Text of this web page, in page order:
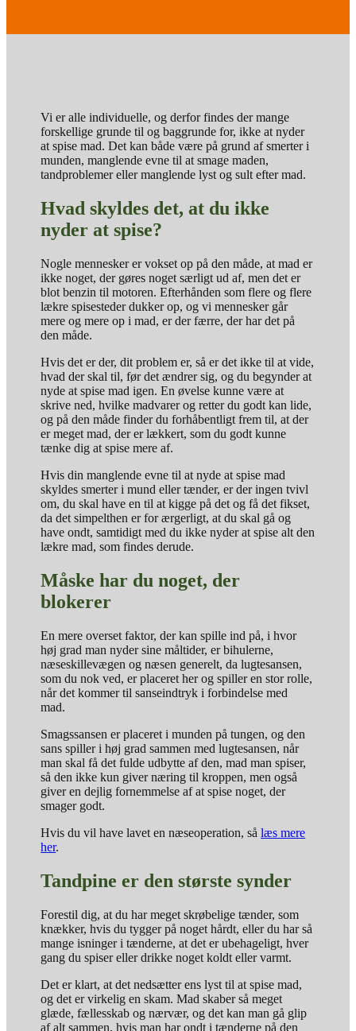
Vi er alle individuelle, og derfor findes der mange
forskellige grunde til og baggrunde for, ikke at nyder
at spise mad. Det kan både være på grund af smerter i
munden, manglende evne til at smage maden,
tandproblemer eller manglende lyst og sult efter mad.
Hvad skyldes det, at du ikke
nyder at spise?
Nogle mennesker er vokset op på den måde, at mad er
ikke noget, der gøres noget særligt ud af, men det er
blot benzin til motoren. Efterhånden som flere og flere
lækre spisesteder dukker op, og vi mennesker går
mere og mere op i mad, er der færre, der har det på
den måde.
Hvis det er der, dit problem er, så er det ikke til at vide,
hvad der skal til, før det ændrer sig, og du begynder at
nyde at spise mad igen. En øvelse kunne være at
skrive ned, hvilke madvarer og retter du godt kan lide,
og på den måde finder du forhåbentligt frem til, at der
er meget mad, der er lækkert, som du godt kunne
tænke dig at spise mere af.
Hvis din manglende evne til at nyde at spise mad
skyldes smerter i mund eller tænder, er der ingen tvivl
om, du skal have en til at kigge på det og få det fikset,
da det simpelthen er for ærgerligt, at du skal gå og
have ondt, samtidigt med du ikke nyder at spise alt den
lækre mad, som findes derude.
Måske har du noget, der
blokerer
En mere overset faktor, der kan spille ind på, i hvor
høj grad man nyder sine måltider, er bihulerne,
næseskillevægen og næsen generelt, da lugtesansen,
som du nok ved, er placeret her og spiller en stor rolle,
når det kommer til sanseindtryk i forbindelse med
mad.
Smagssansen er placeret i munden på tungen, og den
sans spiller i høj grad sammen med lugtesansen, når
man skal få det fulde udbytte af den, mad man spiser,
så den ikke kun giver næring til kroppen, men også
giver en dejlig fornemmelse af at spise noget, der
smager godt.
Hvis du vil have lavet en næseoperation, sålæs mere
her.
Tandpine er den største synder
Forestil dig, at du har meget skrøbelige tænder, som
knækker, hvis du tygger på noget hårdt, eller du har så
mange isninger i tænderne, at det er ubehageligt, hver
gang du spiser eller drikke noget koldt eller varmt.
Det er klart, at det nedsætter ens lyst til at spise mad,
og det er virkelig en skam. Mad skaber så meget
glæde, fællesskab og nærvær, og det kan man gå glip
af alt sammen, hvis man har ondt i tænderne på den